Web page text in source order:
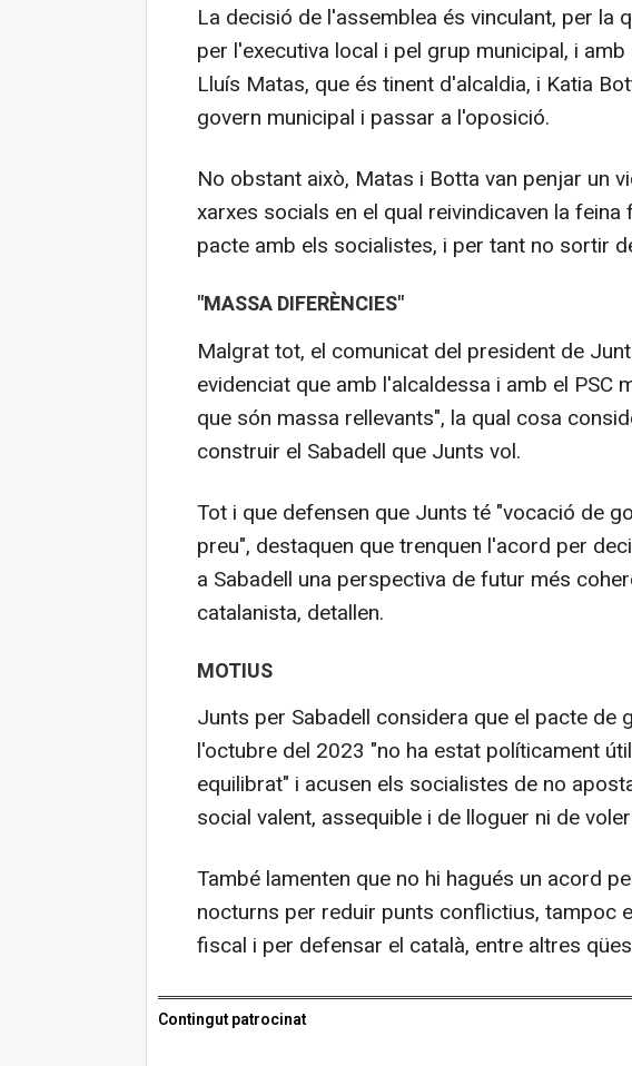
La decisió de l'assemblea és vinculant, per la
per l'executiva local i pel grup municipal, i
Lluís Matas, que és tinent d'alcaldia, i Katia
govern municipal i passar a l'oposició.
No obstant això, Matas i Botta van penjar un
xarxes socials en el qual reivindicaven la
pacte amb els socialistes, i per tant no sortir
"MASSA DIFERÈNCIES"
Malgrat tot, el comunicat del president de
evidenciat que amb l'alcaldessa i amb el PSC
que són massa rellevants", la qual cosa
construir el Sabadell que Junts vol.
Tot i que defensen que Junts té "vocació de
preu", destaquen que trenquen l'acord per
a Sabadell una perspectiva de futur més
catalanista, detallen.
MOTIUS
Junts per Sabadell considera que el pacte de
l'octubre del 2023 "no ha estat políticament
equilibrat" i acusen els socialistes de no
social valent, assequible i de lloguer ni de
També lamenten que no hi hagués un acord
nocturns per reduir punts conflictius, tampoc
fiscal i per defensar el català, entre altres
Contingut patrocinat